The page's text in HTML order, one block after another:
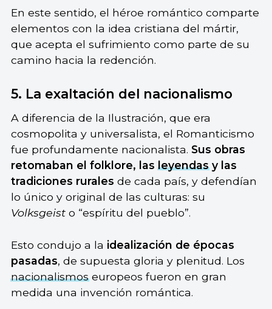
En este sentido, el héroe romántico comparte
elementos con la idea cristiana del mártir,
que acepta el sufrimiento como parte de su
camino hacia la redención.
5. La exaltación del nacionalismo
A diferencia de la Ilustración, que era
cosmopolita y universalista, el Romanticismo
fue profundamente nacionalista. Sus obras
retomaban el folklore, lasleyendasy las
tradiciones rurales de cada país, y defendían
lo único y original de las culturas: su
Volksgeist o “espíritu del pueblo”.
Esto condujo a la idealización de épocas
pasadas, de supuesta gloria y plenitud. Los
nacionalismoseuropeos fueron en gran
medida una invención romántica.